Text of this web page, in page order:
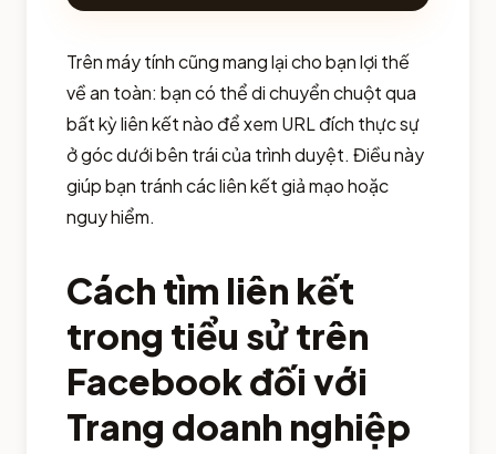
Trên máy tính cũng mang lại cho bạn lợi thế
về an toàn: bạn có thể di chuyển chuột qua
bất kỳ liên kết nào để xem URL đích thực sự
ở góc dưới bên trái của trình duyệt. Điều này
giúp bạn tránh các liên kết giả mạo hoặc
nguy hiểm.
Cách tìm liên kết
trong tiểu sử trên
Facebook đối với
Trang doanh nghiệp